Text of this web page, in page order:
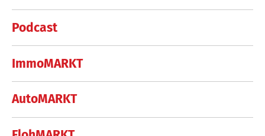
Podcast
ImmoMARKT
AutoMARKT